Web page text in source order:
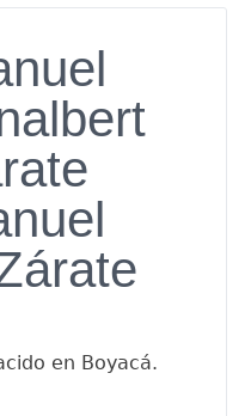
en Boyacá.